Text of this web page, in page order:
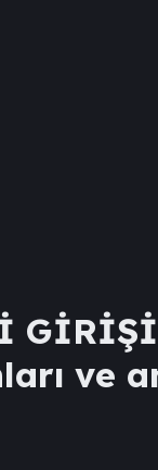
ve